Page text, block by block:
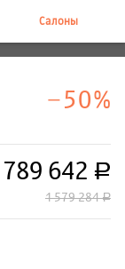
Салоны
−50%
789 642 руб.
1 579 284 руб.